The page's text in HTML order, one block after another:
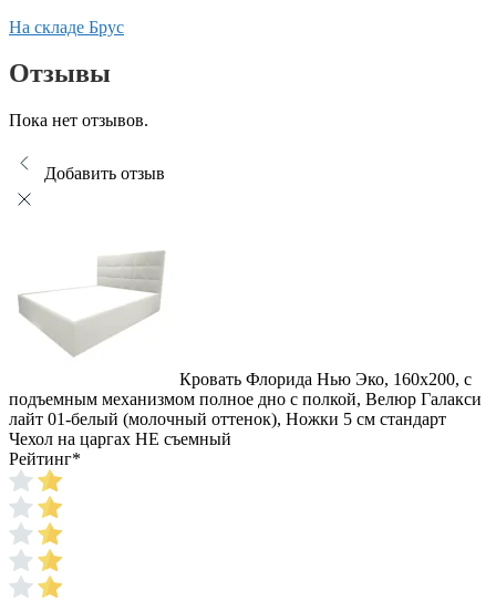
На складе Брус
Отзывы
Пока нет отзывов.
Добавить отзыв
Кровать Флорида Нью Эко, 160x200, с
подъемным механизмом полное дно с полкой, Велюр Галакси
лайт 01-белый (молочный оттенок), Ножки 5 см стандарт
Чехол на царгах НЕ съемный
Рейтинг*